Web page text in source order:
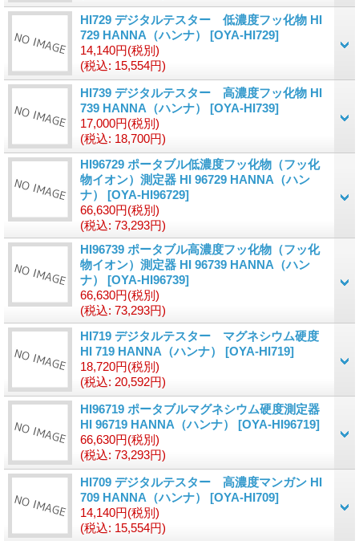
HI729 デジタルテスター 低濃度フッ化物 HI
729 HANNA（ハンナ） [OYA-HI729]
14,140円(税別)
(税込: 15,554円)
HI739 デジタルテスター 高濃度フッ化物 HI
739 HANNA（ハンナ） [OYA-HI739]
17,000円(税別)
(税込: 18,700円)
HI96729 ポータブル低濃度フッ化物（フッ化
物イオン）測定器 HI 96729 HANNA（ハン
ナ） [OYA-HI96729]
66,630円(税別)
(税込: 73,293円)
HI96739 ポータブル高濃度フッ化物（フッ化
物イオン）測定器 HI 96739 HANNA（ハン
ナ） [OYA-HI96739]
66,630円(税別)
(税込: 73,293円)
HI719 デジタルテスター マグネシウム硬度
HI 719 HANNA（ハンナ） [OYA-HI719]
18,720円(税別)
(税込: 20,592円)
HI96719 ポータブルマグネシウム硬度測定器
HI 96719 HANNA（ハンナ） [OYA-HI96719]
66,630円(税別)
(税込: 73,293円)
HI709 デジタルテスター 高濃度マンガン HI
709 HANNA（ハンナ） [OYA-HI709]
14,140円(税別)
(税込: 15,554円)